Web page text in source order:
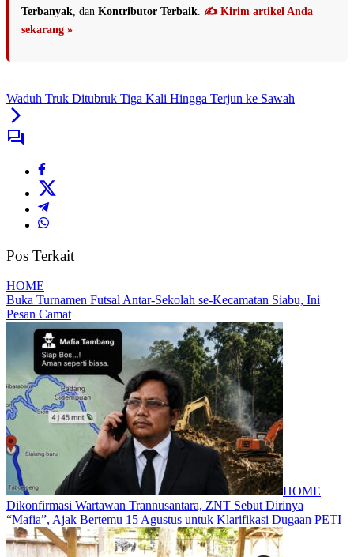
Terbanyak , dan Kontributor Terbaik ✍️ Kirim artikel Anda
sekarang »
Waduh Truk Ditubruk Tiga Kali Hingga Terjun ke Sawah
Pos Terkait
HOME
Buka Turnamen Futsal Antar-Sekolah se-Kecamatan Siabu, Ini
Pesan Camat
HOME
Dikonfirmasi Wartawan Trannusantara, ZNT Sebut Dirinya
“Mafia”, Ajak Bertemu 15 Agustus untuk Klarifikasi Dugaan PETI